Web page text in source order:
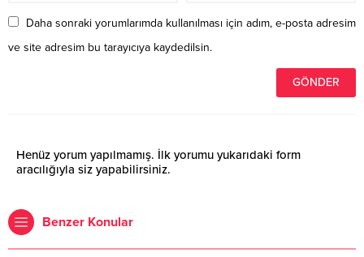
Daha sonraki yorumlarımda kullanılması için adım, e-posta adresim
ve site adresim bu tarayıcıya kaydedilsin.
Henüz yorum yapılmamış. İlk yorumu yukarıdaki form
aracılığıyla siz yapabilirsiniz.
Benzer Konular